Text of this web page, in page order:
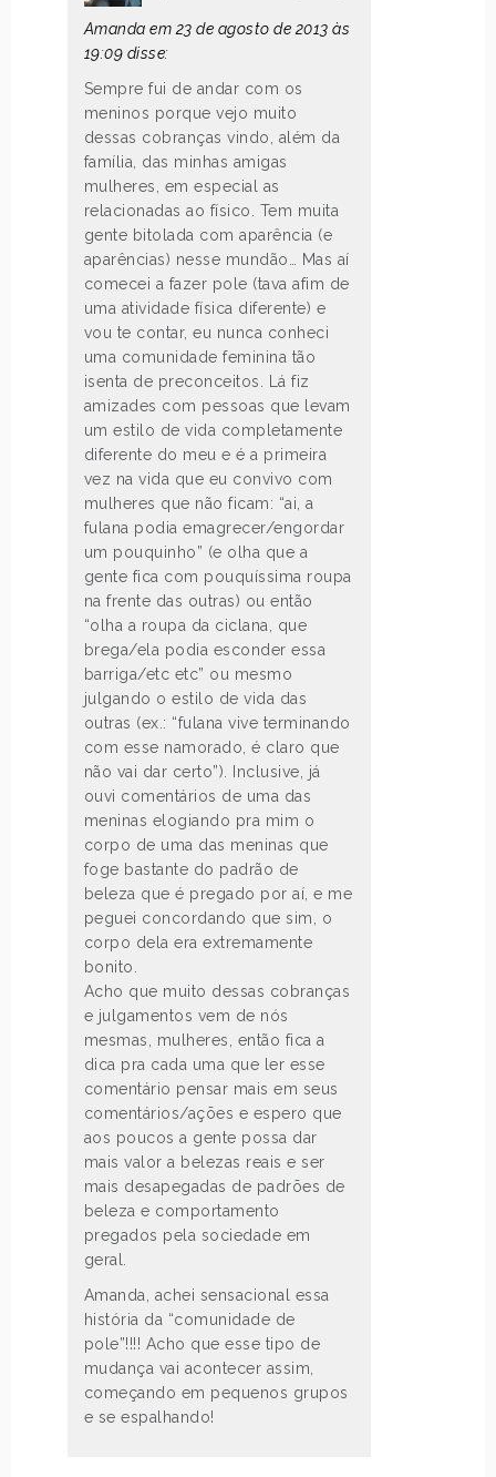
Amanda em 23 de agosto de 2013 às
19:09 disse:
Sempre fui de andar com os
meninos porque vejo muito
dessas cobranças vindo, além da
família, das minhas amigas
mulheres, em especial as
relacionadas ao físico. Tem muita
gente bitolada com aparência (e
aparências) nesse mundão… Mas aí
comecei a fazer pole (tava afim de
uma atividade física diferente) e
vou te contar, eu nunca conheci
uma comunidade feminina tão
isenta de preconceitos. Lá fiz
amizades com pessoas que levam
um estilo de vida completamente
diferente do meu e é a primeira
vez na vida que eu convivo com
mulheres que não ficam: “ai, a
fulana podia emagrecer/engordar
um pouquinho” (e olha que a
gente fica com pouquíssima roupa
na frente das outras) ou então
“olha a roupa da ciclana, que
brega/ela podia esconder essa
barriga/etc etc” ou mesmo
julgando o estilo de vida das
outras (ex.: “fulana vive terminando
com esse namorado, é claro que
não vai dar certo”). Inclusive, já
ouvi comentários de uma das
meninas elogiando pra mim o
corpo de uma das meninas que
foge bastante do padrão de
beleza que é pregado por aí, e me
peguei concordando que sim, o
corpo dela era extremamente
bonito.
Acho que muito dessas cobranças
e julgamentos vem de nós
mesmas, mulheres, então fica a
dica pra cada uma que ler esse
comentário pensar mais em seus
comentários/ações e espero que
aos poucos a gente possa dar
mais valor a belezas reais e ser
mais desapegadas de padrões de
beleza e comportamento
pregados pela sociedade em
geral.
Amanda, achei sensacional essa
história da “comunidade de
pole”!!!! Acho que esse tipo de
mudança vai acontecer assim,
começando em pequenos grupos
e se espalhando!